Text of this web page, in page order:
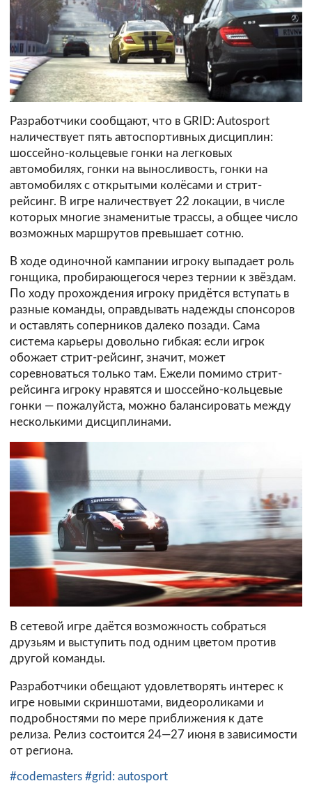
Разработчики сообщают, что в GRID: Autosport
наличествует пять автоспортивных дисциплин:
шоссейно-кольцевые гонки на легковых
автомобилях, гонки на выносливость, гонки на
автомобилях с открытыми колёсами и стрит-
рейсинг. В игре наличествует 22 локации, в числе
которых многие знаменитые трассы, а общее число
возможных маршрутов превышает сотню.
В ходе одиночной кампании игроку выпадает роль
гонщика, пробирающегося через тернии к звёздам.
По ходу прохождения игроку придётся вступать в
разные команды, оправдывать надежды спонсоров
и оставлять соперников далеко позади. Сама
система карьеры довольно гибкая: если игрок
обожает стрит-рейсинг, значит, может
соревноваться только там. Ежели помимо стрит-
рейсинга игроку нравятся и шоссейно-кольцевые
гонки — пожалуйста, можно балансировать между
несколькими дисциплинами.
В сетевой игре даётся возможность собраться
друзьям и выступить под одним цветом против
другой команды.
Разработчики обещают удовлетворять интерес к
игре новыми скриншотами, видеороликами и
подробностями по мере приближения к дате
релиза. Релиз состоится 24—27 июня в зависимости
от региона.
#codemasters #grid: autosport